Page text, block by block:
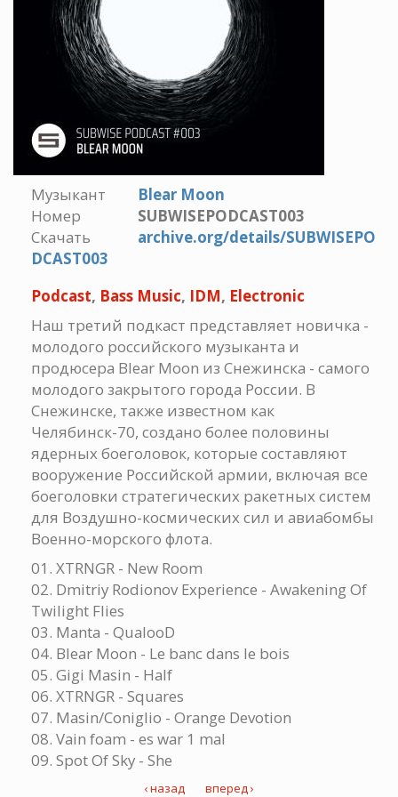
Музыкант
Blear Moon
Номер
SUBWISEPODCAST003
Скачать
archive.org/details/SUBWISEPO
DCAST003
Podcast, Bass Music, IDM, Electronic
Наш третий подкаст представляет новичка -
молодого российского музыканта и
продюсера Blear Moon из Снежинска - самого
молодого закрытого города России. В
Снежинске, также известном как
Челябинск-70, создано более половины
ядерных боеголовок, которые составляют
вооружение Российской армии, включая все
боеголовки стратегических ракетных систем
для Воздушно-космических сил и авиабомбы
Военно-морского флота.
01. XTRNGR - New Room
02. Dmitriy Rodionov Experience - Awakening Of
Twilight Flies
03. Manta - QualooD
04. Blear Moon - Le banc dans le bois
05. Gigi Masin - Half
06. XTRNGR - Squares
07. Masin/Coniglio - Orange Devotion
08. Vain foam - es war 1 mal
09. Spot Of Sky - She
‹ назад вперед ›